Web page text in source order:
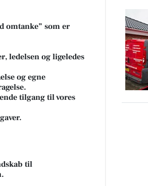
omtanke” som er
ledelsen og ligeledes
og egne
tilgang til vores
til